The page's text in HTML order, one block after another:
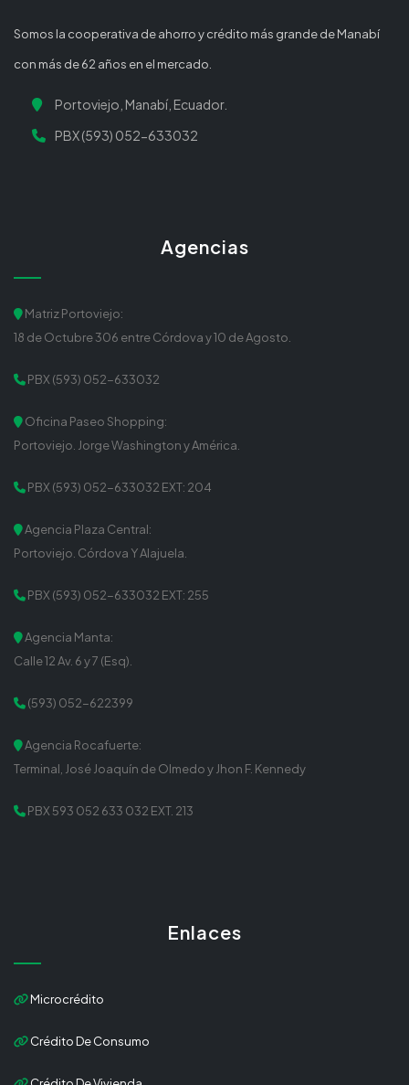
Somos la cooperativa de ahorro y crédito más grande de Manabí
con más de 62 años en el mercado.
Portoviejo, Manabí, Ecuador.
PBX (593) 052-633032
Agencias
Matriz Portoviejo:
18 de Octubre 306 entre Córdova y 10 de Agosto.
PBX (593) 052-633032
Oficina Paseo Shopping:
Portoviejo. Jorge Washington y América.
PBX (593) 052-633032 EXT: 204
Agencia Plaza Central:
Portoviejo. Córdova Y Alajuela.
PBX (593) 052-633032 EXT: 255
Agencia Manta:
Calle 12 Av. 6 y 7 (Esq).
(593) 052-622399
Agencia Rocafuerte:
Terminal, José Joaquín de Olmedo y Jhon F. Kennedy
PBX 593 052 633 032 EXT. 213
Enlaces
Microcrédito
Crédito De Consumo